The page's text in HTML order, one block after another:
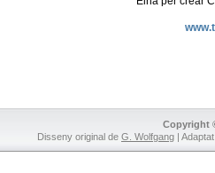
Copyright
Disseny original de G. Wolfgang |